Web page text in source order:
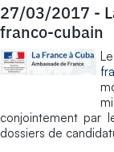
27/03/2017 -
franco-cubain
conjointement par
dossiers de